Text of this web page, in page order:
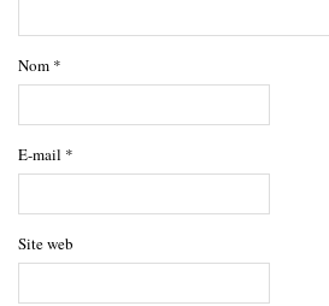
Nom *
E-mail *
Site web